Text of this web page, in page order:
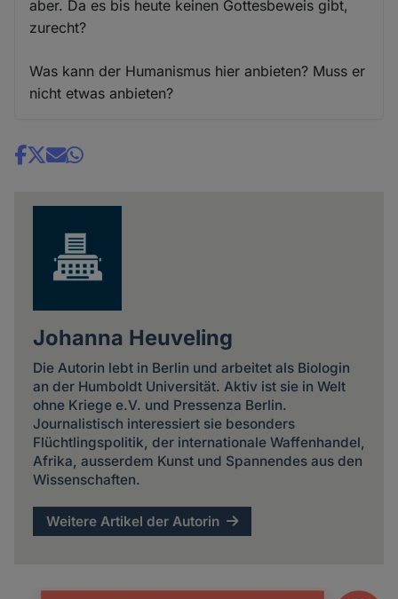
aber. Da es bis heute keinen Gottesbeweis gibt,
zurecht?
Was kann der Humanismus hier anbieten? Muss er
nicht etwas anbieten?
Share
Johanna Heuveling
Die Autorin lebt in Berlin und arbeitet als Biologin
an der Humboldt Universität. Aktiv ist sie in Welt
ohne Kriege e.V. und Pressenza Berlin.
Journalistisch interessiert sie besonders
Flüchtlingspolitik, der internationale Waffenhandel,
Afrika, ausserdem Kunst und Spannendes aus den
Wissenschaften.
Weitere Artikel der Autorin